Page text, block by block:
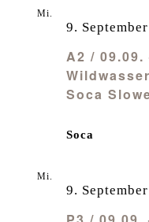
Mi.
A2 / 09.09.
Soca
9. September
Soca
Mi.
9. September